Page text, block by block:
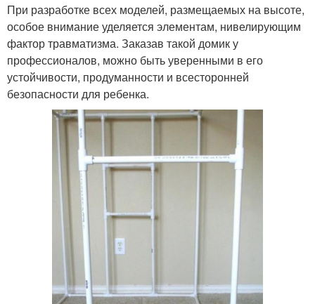
При разработке всех моделей, размещаемых на высоте,
особое внимание уделяется элементам, нивелирующим
фактор травматизма. Заказав такой домик у
профессионалов, можно быть уверенными в его
устойчивости, продуманности и всесторонней
безопасности для ребенка.